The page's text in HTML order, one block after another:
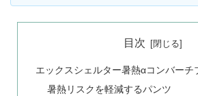
目次
エックスシェルター暑熱αコンバーチ
暑熱リスクを軽減するパンツ